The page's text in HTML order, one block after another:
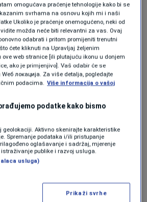
stručni doprinosi i,
toplina, zauvijek će ostati u
su imali čast da ga poznaju,
.
i posvećeni
bio je cijenjen istraživač, čiji
izvan granica Bosne i
mediji
značajnim tehničkim
omogućava praćenje tehnologije kako bi se
svrhama na osnovu kojih mi i naši
Ukoliko je praćenje onemogućeno, neki od
možda neće biti relevantni za vas. Ovaj
odabrati i pritom promijeniti trenutni
ćete kliknuti na Upravljaj željenim
web stranice [ili plutajuću ikonu u donjem
ako je primjenjivo]. Vaš odabir će se
локација. Za više detalja, pogledajte
podacima. Više informacija o vašoj
podatke kako bismo
geolokaciji. Aktivno skenirajte karakteristike
Spremanje podataka i/ili pristupanje
oglašavanje i sadržaj, mjerenje
publike i razvoj usluga.
usluga)
Prikaži svrhe